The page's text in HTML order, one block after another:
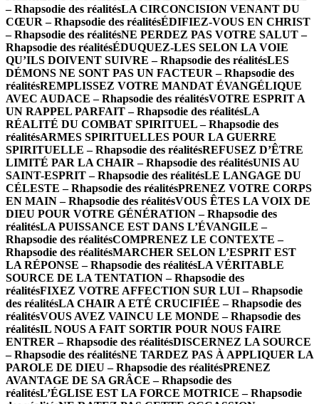
– Rhapsodie des réalitésLA CIRCONCISION VENANT DU
CŒUR – Rhapsodie des réalitésÉDIFIEZ-VOUS EN CHRIST
– Rhapsodie des réalitésNE PERDEZ PAS VOTRE SALUT –
Rhapsodie des réalitésÉDUQUEZ-LES SELON LA VOIE
QU’ILS DOIVENT SUIVRE – Rhapsodie des réalitésLES
DÉMONS NE SONT PAS UN FACTEUR – Rhapsodie des
réalitésREMPLISSEZ VOTRE MANDAT ÉVANGÉLIQUE
AVEC AUDACE – Rhapsodie des réalitésVOTRE ESPRIT A
UN RAPPEL PARFAIT – Rhapsodie des réalitésLA
RÉALITÉ DU COMBAT SPIRITUEL – Rhapsodie des
réalitésARMES SPIRITUELLES POUR LA GUERRE
SPIRITUELLE – Rhapsodie des réalitésREFUSEZ D’ÊTRE
LIMITÉ PAR LA CHAIR – Rhapsodie des réalitésUNIS AU
SAINT-ESPRIT – Rhapsodie des réalitésLE LANGAGE DU
CÉLESTE – Rhapsodie des réalitésPRENEZ VOTRE CORPS
EN MAIN – Rhapsodie des réalitésVOUS ÊTES LA VOIX DE
DIEU POUR VOTRE GÉNÉRATION – Rhapsodie des
réalitésLA PUISSANCE EST DANS L’ÉVANGILE –
Rhapsodie des réalitésCOMPRENEZ LE CONTEXTE –
Rhapsodie des réalitésMARCHER SELON L’ESPRIT EST
LA RÉPONSE – Rhapsodie des réalitésLA VÉRITABLE
SOURCE DE LA TENTATION – Rhapsodie des
réalitésFIXEZ VOTRE AFFECTION SUR LUI – Rhapsodie
des réalitésLA CHAIR A ETÉ CRUCIFIÉE – Rhapsodie des
réalitésVOUS AVEZ VAINCU LE MONDE – Rhapsodie des
réalitésIL NOUS A FAIT SORTIR POUR NOUS FAIRE
ENTRER – Rhapsodie des réalitésDISCERNEZ LA SOURCE
– Rhapsodie des réalitésNE TARDEZ PAS À APPLIQUER LA
PAROLE DE DIEU – Rhapsodie des réalitésPRENEZ
AVANTAGE DE SA GRÂCE – Rhapsodie des
réalitésL’ÉGLISE EST LA FORCE MOTRICE – Rhapsodie